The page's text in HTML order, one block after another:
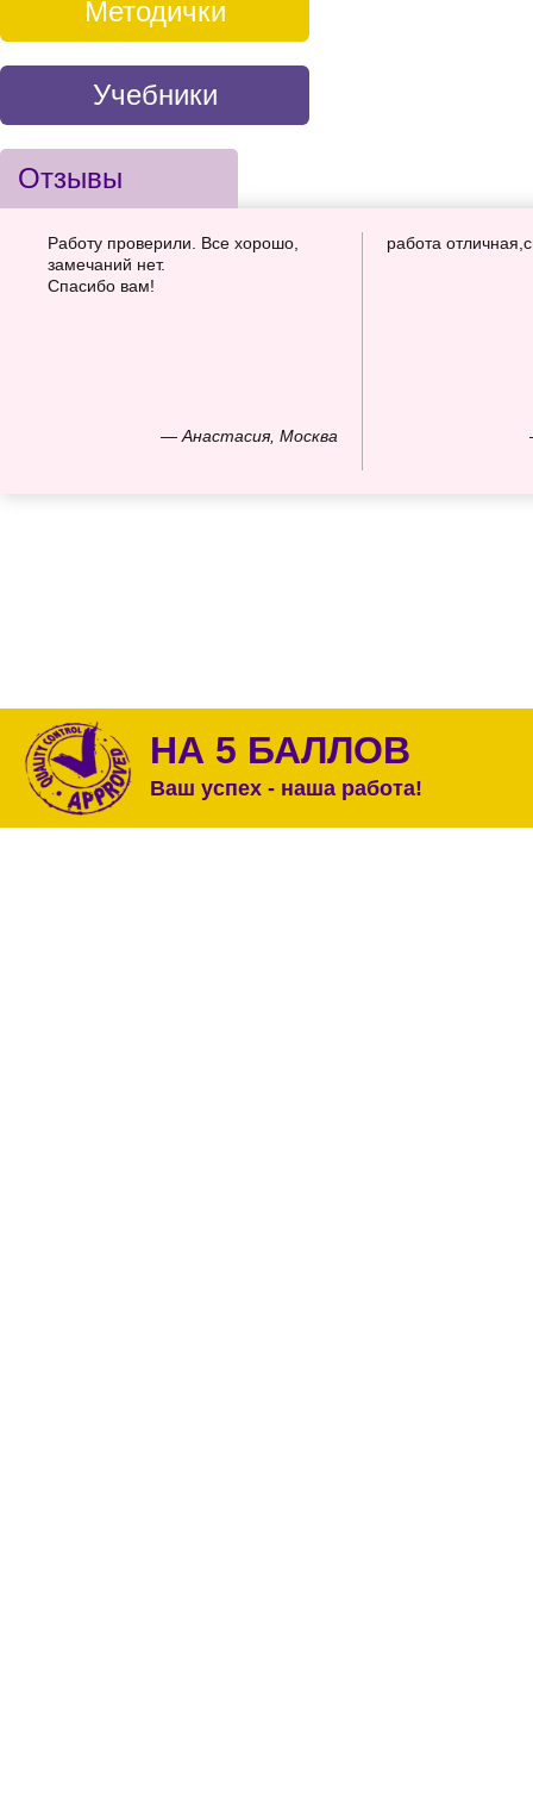
Методички
Учебники
Отзывы
— Анастасия, Москва
Работу проверили. Все хорошо,
замечаний нет.
Спасибо вам!
работа
НА 5 БАЛЛОВ
Ваш успех - наша работа!